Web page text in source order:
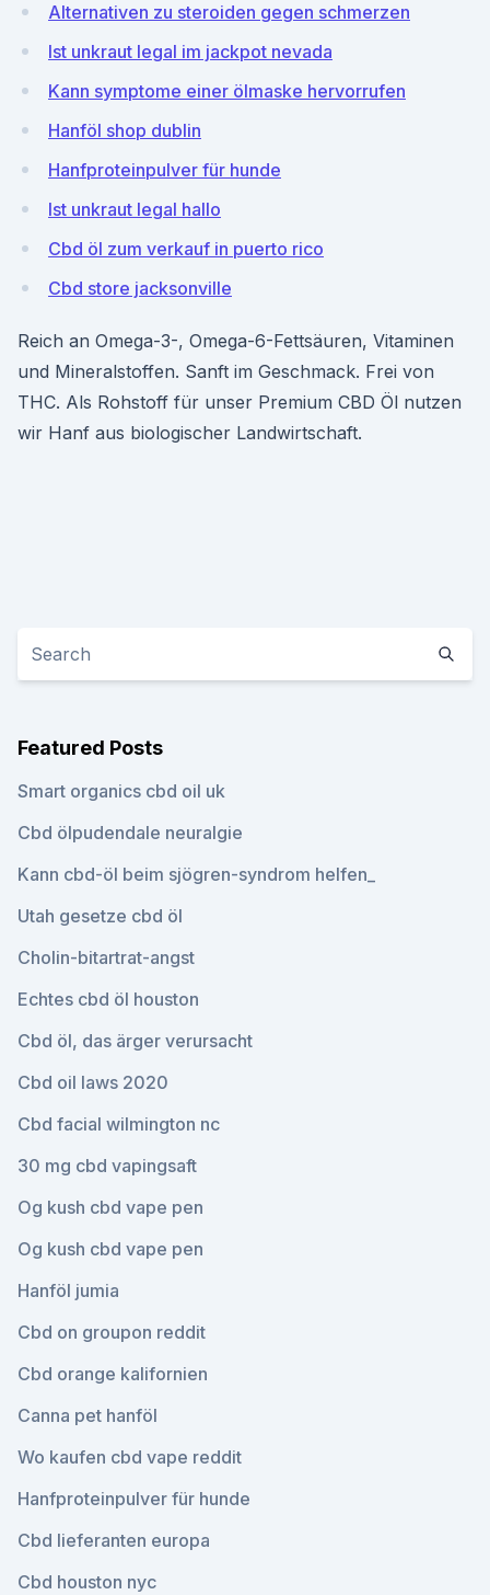
Alternativen zu steroiden gegen schmerzen
Ist unkraut legal im jackpot nevada
Kann symptome einer ölmaske hervorrufen
Hanföl shop dublin
Hanfproteinpulver für hunde
Ist unkraut legal hallo
Cbd öl zum verkauf in puerto rico
Cbd store jacksonville
Reich an Omega-3-, Omega-6-Fettsäuren, Vitaminen
und Mineralstoffen. Sanft im Geschmack. Frei von
THC. Als Rohstoff für unser Premium CBD Öl nutzen
wir Hanf aus biologischer Landwirtschaft.
Featured Posts
Smart organics cbd oil uk
Cbd ölpudendale neuralgie
Kann cbd-öl beim sjögren-syndrom helfen_
Utah gesetze cbd öl
Cholin-bitartrat-angst
Echtes cbd öl houston
Cbd öl, das ärger verursacht
Cbd oil laws 2020
Cbd facial wilmington nc
30 mg cbd vapingsaft
Og kush cbd vape pen
Og kush cbd vape pen
Hanföl jumia
Cbd on groupon reddit
Cbd orange kalifornien
Canna pet hanföl
Wo kaufen cbd vape reddit
Hanfproteinpulver für hunde
Cbd lieferanten europa
Cbd houston nyc